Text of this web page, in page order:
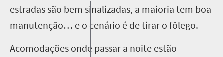
estradas são bem sinalizadas, a maioria tem boa
manutenção… e o cenário é de tirar o fôlego.
Acomodações onde passar a noite estão